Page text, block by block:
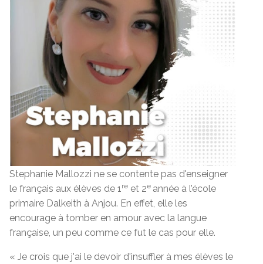
Stephanie Mallozzi ne se contente pas d'enseigner
le français aux élèves de 1re et 2e année à l’école
primaire Dalkeith à Anjou. En effet, elle les
encourage à tomber en amour avec la langue
française, un peu comme ce fut le cas pour elle.
« Je crois que j'ai le devoir d'insuffler à mes élèves le